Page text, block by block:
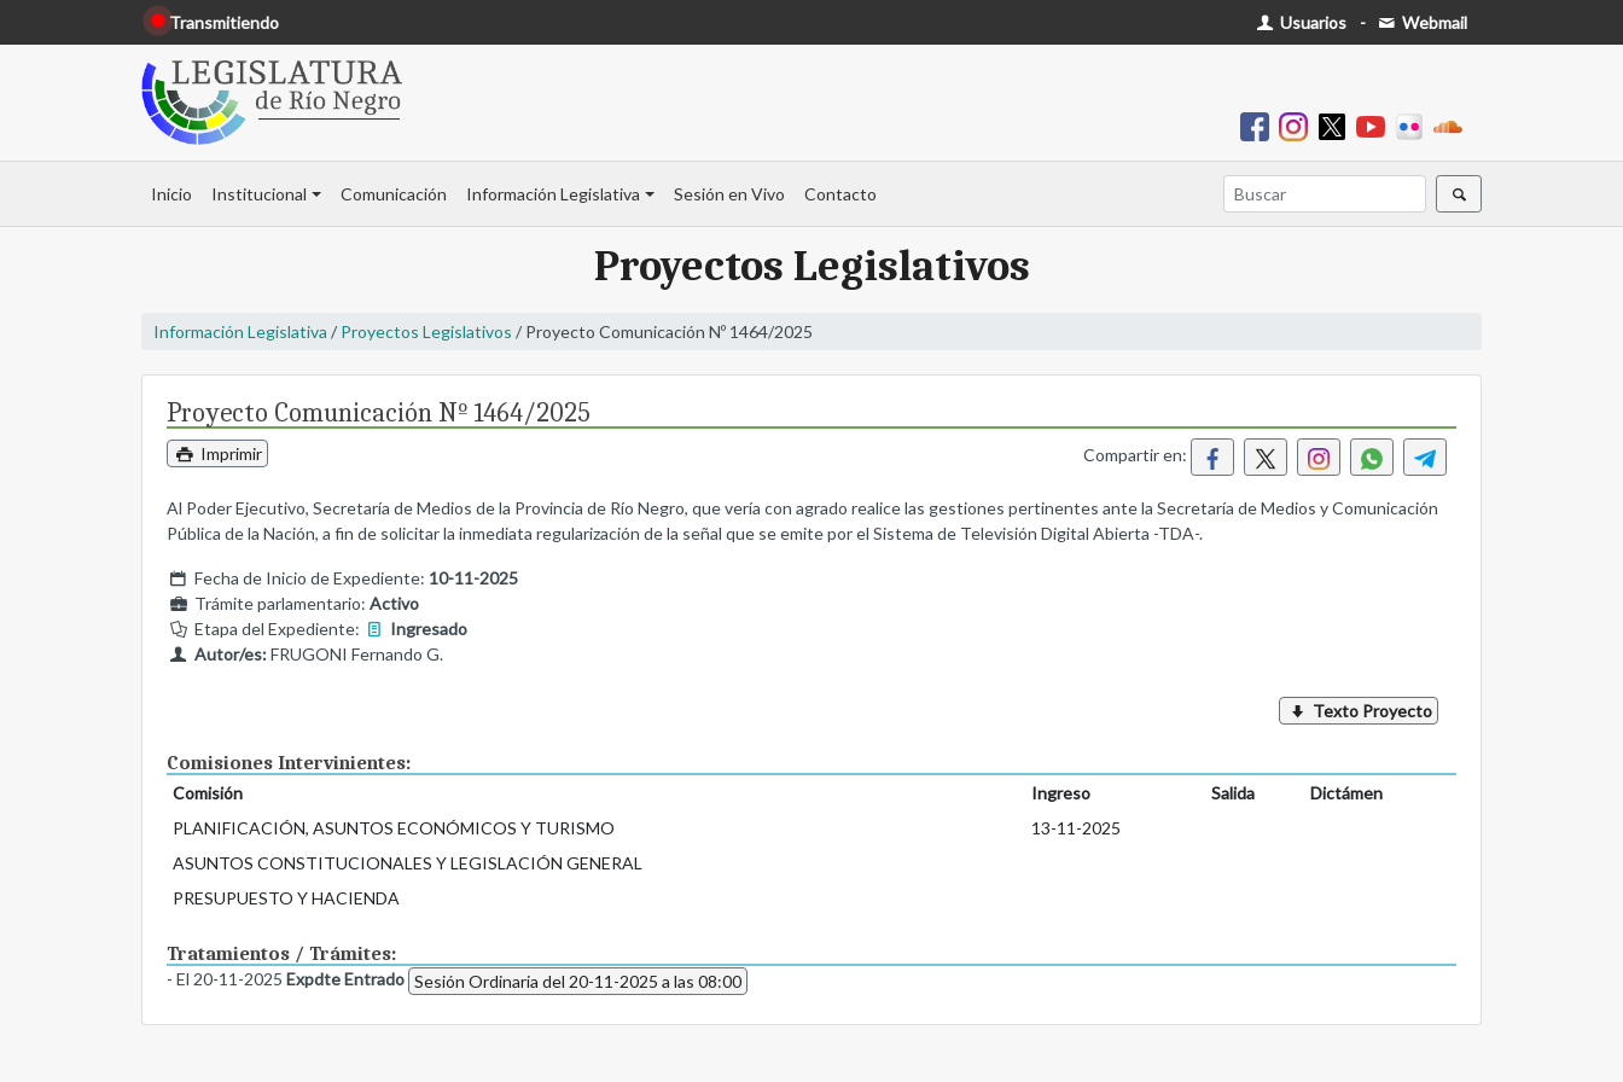
Transmitiendo Usuarios - Webmail
Inicio Institucional Comunicación Información Legislativa Sesión en Vivo Contacto
Proyectos Legislativos
Información Legislativa / Proyectos Legislativos / Proyecto Comunicación Nº 1464/2025
Proyecto Comunicación Nº 1464/2025
Imprimir Compartir en:
Al Poder Ejecutivo, Secretaría de Medios de la Provincia de Río Negro, que vería con agrado realice las gestiones pertinentes ante la Secretaría de Medios y Comunicación
Pública de la Nación, a fin de solicitar la inmediata regularización de la señal que se emite por el Sistema de Televisión Digital Abierta -TDA-.
Fecha de Inicio de Expediente: 10-11-2025
Trámite parlamentario: Activo
Etapa del Expediente:
Ingresado
Autor/es:FRUGONI Fernando G.
Texto Proyecto
Comisiones Intervinientes:
Comisión Ingreso Salida
Dictámen
PLANIFICACIÓN, ASUNTOS ECONÓMICOS Y TURISMO
13-11-2025
ASUNTOS CONSTITUCIONALES Y LEGISLACIÓN GENERAL
PRESUPUESTO Y HACIENDA
Tratamientos / Trámites:
- El 20-11-2025 Expdte Entrado Sesión Ordinaria del 20-11-2025 a las 08:00